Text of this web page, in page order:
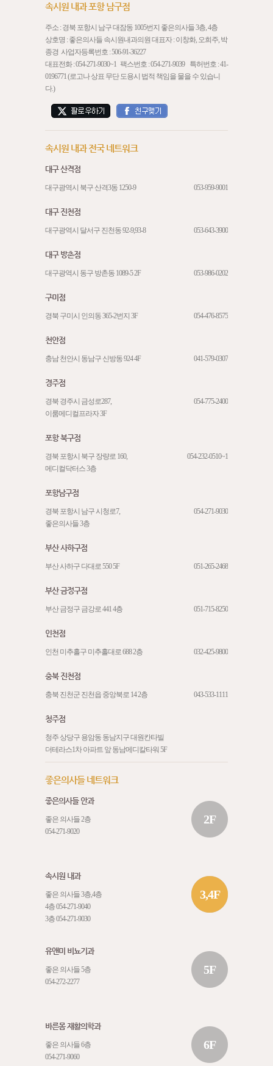
속시원 내과 포항 남구점
주소 : 경북 포항시 남구 대잠동 1005번지 좋은의사들 3층, 4층
상호명 : 좋은의사들 속시원내과의원 대표자 : 이창화, 오희주, 박
종경 사업자등록번호 : 506-91-36227
대표전화 :054-271-9030~1 팩스번호 : 054-271-9039 특허번호 : 41-
0196771 (로고나 상표 무단 도용시 법적 책임을 물을 수 있습니
다.)
속시원 내과 전국 네트워크
대구 산격점
대구광역시 북구 산격3동 1250-9 053-959-9001
대구 진천점
대구광역시 달서구 진천동 92-9,93-8 053-643-3900
대구 방촌점
대구광역시 동구 방촌동 1089-5 2F 053-986-0202
구미점
경북 구미시 인의동 365-2번지 3F 054-476-8575
천안점
충남 천안시 동남구 신방동 924 4F 041-579-0307
경주점
경북 경주시 금성로287,
이룸메디컬프라자 3F
054-775-2400
포항 북구점
경북 포항시 북구 장량로 160,
메디컬닥터스 3층
054-232-0510~1
포항남구점
경북 포항시 남구 시청로7,
좋은의사들 3층
054-271-9030
부산 사하구점
부산 사하구 다대로 550 5F 051-265-2468
부산 금정구점
부산 금정구 금강로 441 4층 051-715-8250
인천점
인천 미추홀구 미추홀대로 688 2층 032-425-9800
충북 진천점
충북 진천군 진천읍 중앙북로 14 2층 043-533-1111
청주점
청주 상당구 용암동 동남지구 대원칸타빌
더테라스1차 아파트 앞 동남메디칼타워 5F
좋은의사들 네트워크
좋은의사들 안과
좋은 의사들 2층
054-271-9020
2F
속시원 내과
좋은 의사들 3층,4층
4층054-271-9040
3층054-271-9030
3,4F
유앤미 비뇨기과
좋은 의사들 5층
054-272-2277
5F
바른몸 재활의학과
좋은 의사들 6층
054-271-9060
6F